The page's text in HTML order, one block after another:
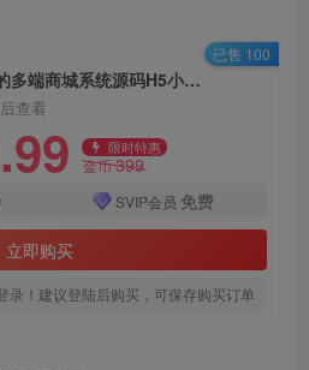
Thinkphp+Uniapp开发的多端商城系统源码H5小程序APP支持DIY模板直播分销
查看
限时特惠
金币399
SVIP会员 免费
立即购买
录！建议登陆后购买，可保存购买订单
已售 100